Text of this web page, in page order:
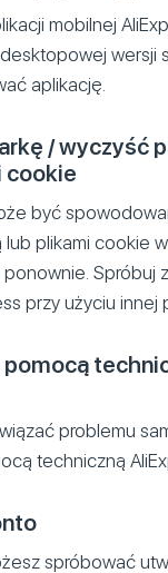
mobilnej
wersji
aplikację.
/ wyczyść
cookie
być
plikami cookie
Spróbuj
przy użyciu innej
problemu
techniczną
spróbować